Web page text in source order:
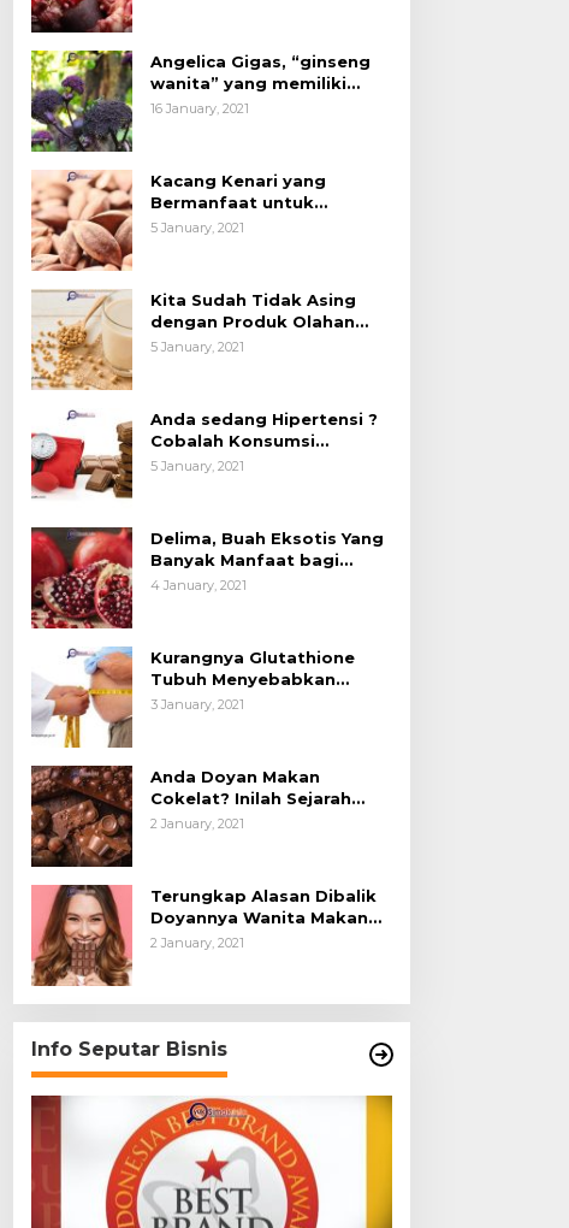
Angelica Gigas, “ginseng
wanita” yang memiliki
peran mengatasi kanker.
16 January, 2021
Kacang Kenari yang
Bermanfaat untuk
Kesehatan (Bukan Hanya
5 January, 2021
Kita Sudah Tidak Asing
dengan Produk Olahan
Kedelai, Tapi Sudah Tahu
5 January, 2021
Anda sedang Hipertensi ?
Cobalah Konsumsi
Cokelat.
5 January, 2021
Delima, Buah Eksotis Yang
Banyak Manfaat bagi
Tubuh
4 January, 2021
Kurangnya Glutathione
Tubuh Menyebabkan
Obesitas
3 January, 2021
Anda Doyan Makan
Cokelat? Inilah Sejarah
Awalnya Cokelat di Dunia
2 January, 2021
Terungkap Alasan Dibalik
Doyannya Wanita Makan
Cokelat
2 January, 2021
Info Seputar Bisnis